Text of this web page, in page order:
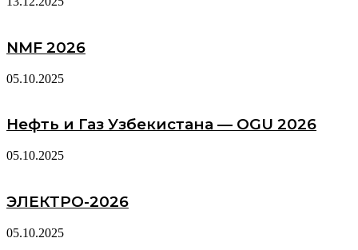
NMF 2026
05.10.2025
Нефть и Газ Узбекистана — OGU 2026
05.10.2025
ЭЛЕКТРО-2026
05.10.2025